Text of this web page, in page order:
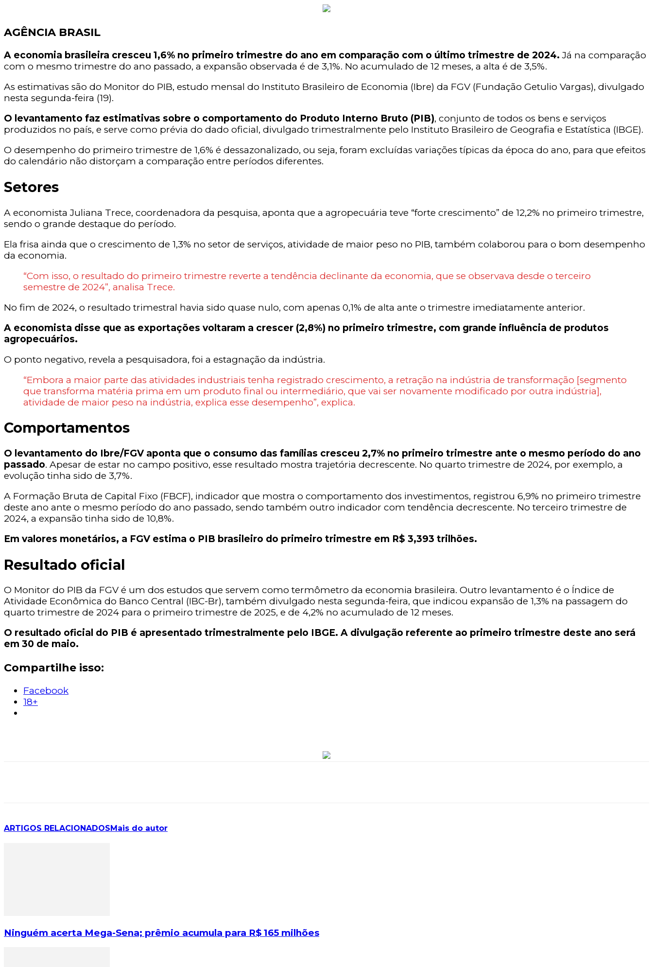
AGÊNCIA BRASIL
A economia brasileira cresceu 1,6% no primeiro trimestre do ano em comparação com o último trimestre de 2024. Já na comparação
com o mesmo trimestre do ano passado, a expansão observada é de 3,1%. No acumulado de 12 meses, a alta é de 3,5%.
As estimativas são do Monitor do PIB, estudo mensal do Instituto Brasileiro de Economia (Ibre) da FGV (Fundação Getulio Vargas), divulgado
nesta segunda-feira (19).
O levantamento faz estimativas sobre o comportamento do Produto Interno Bruto (PIB), conjunto de todos os bens e serviços
produzidos no país, e serve como prévia do dado oficial, divulgado trimestralmente pelo Instituto Brasileiro de Geografia e Estatística (IBGE).
O desempenho do primeiro trimestre de 1,6% é dessazonalizado, ou seja, foram excluídas variações típicas da época do ano, para que efeitos
do calendário não distorçam a comparação entre períodos diferentes.
Setores
A economista Juliana Trece, coordenadora da pesquisa, aponta que a agropecuária teve “forte crescimento” de 12,2% no primeiro trimestre,
sendo o grande destaque do período.
Ela frisa ainda que o crescimento de 1,3% no setor de serviços, atividade de maior peso no PIB, também colaborou para o bom desempenho
da economia.
“Com isso, o resultado do primeiro trimestre reverte a tendência declinante da economia, que se observava desde o terceiro
semestre de 2024”, analisa Trece.
No fim de 2024, o resultado trimestral havia sido quase nulo, com apenas 0,1% de alta ante o trimestre imediatamente anterior.
A economista disse que as exportações voltaram a crescer (2,8%) no primeiro trimestre, com grande influência de produtos
agropecuários.
O ponto negativo, revela a pesquisadora, foi a estagnação da indústria.
“Embora a maior parte das atividades industriais tenha registrado crescimento, a retração na indústria de transformação [segmento
que transforma matéria prima em um produto final ou intermediário, que vai ser novamente modificado por outra indústria],
atividade de maior peso na indústria, explica esse desempenho”, explica.
Comportamentos
O levantamento do Ibre/FGV aponta que o consumo das famílias cresceu 2,7% no primeiro trimestre ante o mesmo período do ano
passado. Apesar de estar no campo positivo, esse resultado mostra trajetória decrescente. No quarto trimestre de 2024, por exemplo, a
evolução tinha sido de 3,7%.
A Formação Bruta de Capital Fixo (FBCF), indicador que mostra o comportamento dos investimentos, registrou 6,9% no primeiro trimestre
deste ano ante o mesmo período do ano passado, sendo também outro indicador com tendência decrescente. No terceiro trimestre de
2024, a expansão tinha sido de 10,8%.
Em valores monetários, a FGV estima o PIB brasileiro do primeiro trimestre em R$ 3,393 trilhões.
Resultado oficial
O Monitor do PIB da FGV é um dos estudos que servem como termômetro da economia brasileira. Outro levantamento é o Índice de
Atividade Econômica do Banco Central (IBC-Br), também divulgado nesta segunda-feira, que indicou expansão de 1,3% na passagem do
quarto trimestre de 2024 para o primeiro trimestre de 2025, e de 4,2% no acumulado de 12 meses.
O resultado oficial do PIB é apresentado trimestralmente pelo IBGE. A divulgação referente ao primeiro trimestre deste ano será
em 30 de maio.
Compartilhe isso:
Facebook
18+
ARTIGOS RELACIONADOSMais do autor
Ninguém acerta Mega-Sena; prêmio acumula para R$ 165 milhões